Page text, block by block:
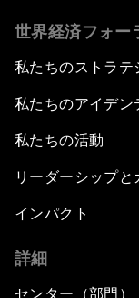
世界経済フォー
私たちのストラテ
私たちのアイデン
私たちの活動
リーダーシップと
インパクト
詳細
センター（部門）